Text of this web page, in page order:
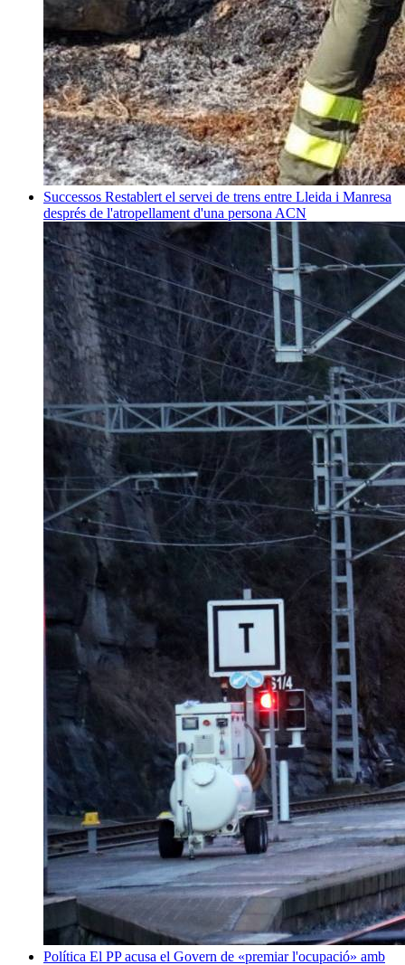
Successos Restablert el servei de trens entre Lleida i Manresa
després de l'atropellament d'una persona ACN
Política El PP acusa el Govern de «premiar l'ocupació» amb